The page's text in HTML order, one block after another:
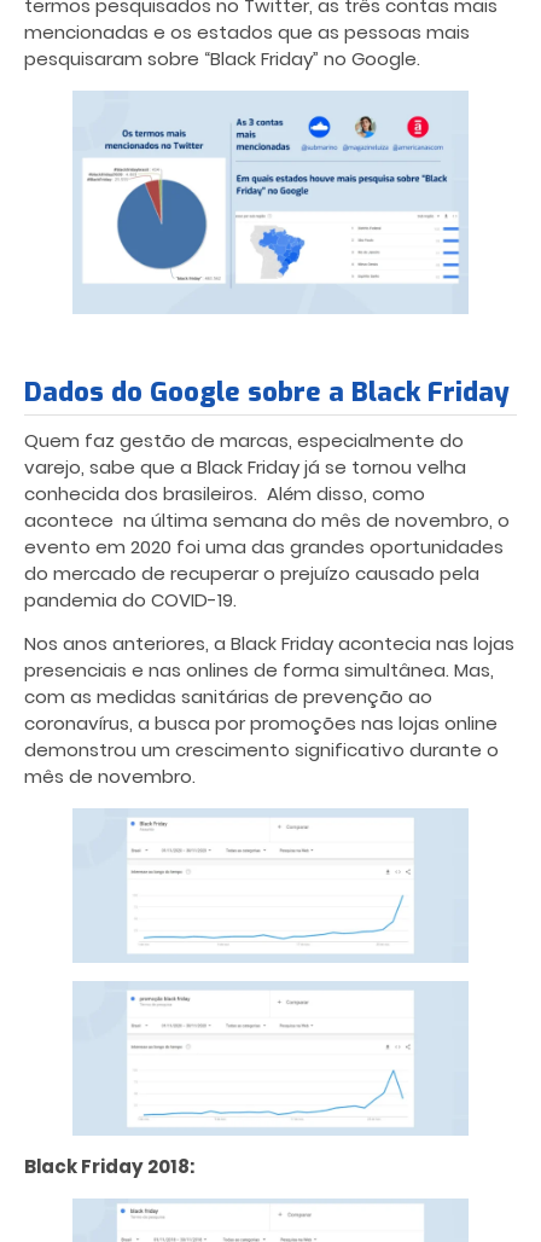
termos pesquisados no Twitter, as três contas mais
mencionadas e os estados que as pessoas mais
pesquisaram sobre “Black Friday” no Google.
Dados do Google sobre a Black Friday
Quem faz gestão de marcas, especialmente do
varejo, sabe que a Black Friday já se tornou velha
conhecida dos brasileiros. Além disso, como
acontece na última semana do mês de novembro, o
evento em 2020 foi uma das grandes oportunidades
do mercado de recuperar o prejuízo causado pela
pandemia do COVID-19.
Nos anos anteriores, a Black Friday acontecia nas lojas
presenciais e nas onlines de forma simultânea. Mas,
com as medidas sanitárias de prevenção ao
coronavírus, a busca por promoções nas lojas online
demonstrou um crescimento significativo durante o
mês de novembro.
Black Friday 2018: